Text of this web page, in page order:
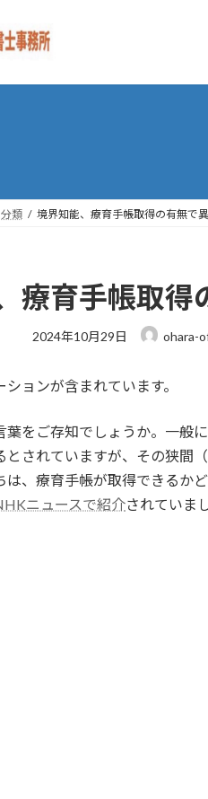
類 境界知能、療育手帳取得の有無で
療育手帳取得
最
新
:
2024年10月29日 ohara-
ョンが含まれています。
をご存知でしょうか。一般
とされていますが、その狭間
、療育手帳が取得できるかど
ニュースで紹介されていま